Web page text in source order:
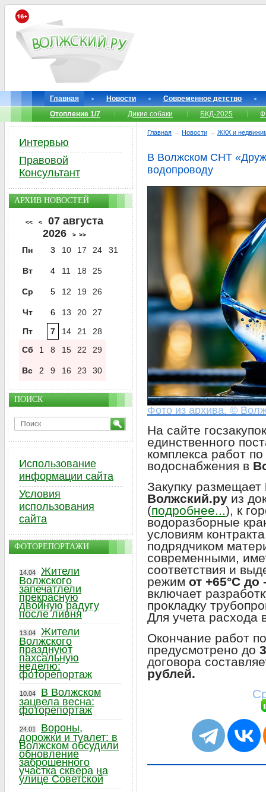
Главная Новости
Современное детство
Отопление 1/7
Дикие собаки БКД-2025
Главная → Новости → ЖКХ и
В Волжском СНТ
водопроводу
Фото из архива. ©
На сайте
единственного
комплекса работ
водоснабжения в
Закупку размещает
Волжский.ру из
(подробнее...), к
водоразборные
условиям
подрядчиком
современными,
соответствия и
режим от +65°С до
включает
прокладку
Для учета расхода
Окончание работ
предусмотрено до
договора
рублей.
Интервью
Правовой
Консультант
АРХИВ НОВОСТЕЙ
<< <
07 августа
2026
> >>
Пн 3 10 17 24 31
Вт 4 11 18 25
Ср 5 12 19 26
Чт 6 13 20
27
Пт
7 14 21
28
Сб
1 8 15 22 29
Вс 2 9 16 23 30
ПОИСК
Использование
информации сайта
Условия
использования
сайта
ФОТОРЕПОРТАЖИ
14.04
Жители
Волжского
запечатлели
прекрасную
двойную радугу
после ливня
13.04
Жители
Волжского
празднуют
пахсальную
неделю:
фоторепортаж
10.04
В Волжском
зацвела весна:
фоторепортаж
24.01
Вороны,
дорожки и туалет: в
Волжском обсудили
обновление
заброшенного
участка сквера на
улице Советской